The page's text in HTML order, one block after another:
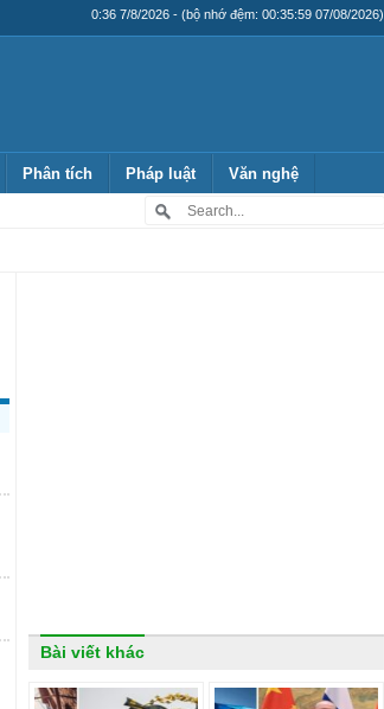
0:36 7/8/2026 - (bộ nhớ đệm: 00:35:59 07/08/2026)
Phân tích Pháp luật Văn nghệ
Bài viết khác